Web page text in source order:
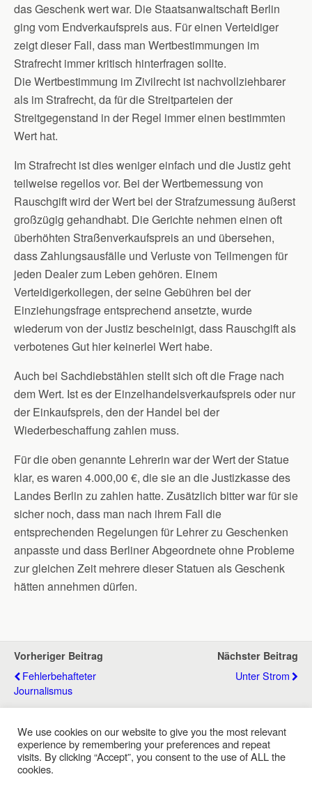
das Geschenk wert war. Die Staatsanwaltschaft Berlin
ging vom Endverkaufspreis aus. Für einen Verteidiger
zeigt dieser Fall, dass man Wertbestimmungen im
Strafrecht immer kritisch hinterfragen sollte.
Die Wertbestimmung im Zivilrecht ist nachvollziehbarer
als im Strafrecht, da für die Streitparteien der
Streitgegenstand in der Regel immer einen bestimmten
Wert hat.
Im Strafrecht ist dies weniger einfach und die Justiz geht
teilweise regellos vor. Bei der Wertbemessung von
Rauschgift wird der Wert bei der Strafzumessung äußerst
großzügig gehandhabt. Die Gerichte nehmen einen oft
überhöhten Straßenverkaufspreis an und übersehen,
dass Zahlungsausfälle und Verluste von Teilmengen für
jeden Dealer zum Leben gehören. Einem
Verteidigerkollegen, der seine Gebühren bei der
Einziehungsfrage entsprechend ansetzte, wurde
wiederum von der Justiz bescheinigt, dass Rauschgift als
verbotenes Gut hier keinerlei Wert habe.
Auch bei Sachdiebstählen stellt sich oft die Frage nach
dem Wert. Ist es der Einzelhandelsverkaufspreis oder nur
der Einkaufspreis, den der Handel bei der
Wiederbeschaffung zahlen muss.
Für die oben genannte Lehrerin war der Wert der Statue
klar, es waren 4.000,00 €, die sie an die Justizkasse des
Landes Berlin zu zahlen hatte. Zusätzlich bitter war für sie
sicher noch, dass man nach ihrem Fall die
entsprechenden Regelungen für Lehrer zu Geschenken
anpasste und dass Berliner Abgeordnete ohne Probleme
zur gleichen Zeit mehrere dieser Statuen als Geschenk
hätten annehmen dürfen.
Vorheriger Beitrag
Fehlerbehafteter
Journalismus
Nächster Beitrag
Unter Strom
Zum Seitenanfang
We use cookies on our website to give you the most relevant
experience by remembering your preferences and repeat
visits. By clicking “Accept”, you consent to the use of ALL the
cookies.